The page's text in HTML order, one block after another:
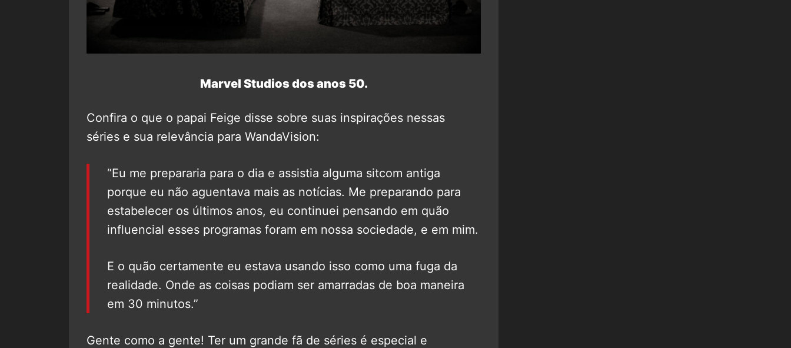
Marvel Studios dos anos 50.
Confira o que o papai Feige disse sobre suas inspirações nessas
séries e sua relevância para WandaVision:
“Eu me prepararia para o dia e assistia alguma sitcom antiga
porque eu não aguentava mais as notícias. Me preparando para
estabelecer os últimos anos, eu continuei pensando em quão
influencial esses programas foram em nossa sociedade, e em mim.
E o quão certamente eu estava usando isso como uma fuga da
realidade. Onde as coisas podiam ser amarradas de boa maneira
em 30 minutos.”
Gente como a gente! Ter um grande fã de séries é especial e